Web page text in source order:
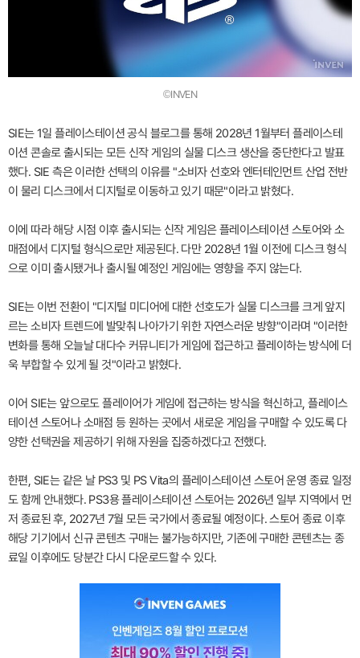
©INVEN
SIE는 1일 플레이스테이션 공식 블로그를 통해 2028년 1월부터 플레이스테
이션 콘솔로 출시되는 모든 신작 게임의 실물 디스크 생산을 중단한다고 발표
했다. SIE 측은 이러한 선택의 이유를 "소비자 선호와 엔터테인먼트 산업 전반
이 물리 디스크에서 디지털로 이동하고 있기 때문"이라고 밝혔다.
이에 따라 해당 시점 이후 출시되는 신작 게임은 플레이스테이션 스토어와 소
매점에서 디지털 형식으로만 제공된다. 다만 2028년 1월 이전에 디스크 형식
으로 이미 출시됐거나 출시될 예정인 게임에는 영향을 주지 않는다.
SIE는 이번 전환이 "디지털 미디어에 대한 선호도가 실물 디스크를 크게 앞지
르는 소비자 트렌드에 발맞춰 나아가기 위한 자연스러운 방향"이라며 "이러한
변화를 통해 오늘날 대다수 커뮤니티가 게임에 접근하고 플레이하는 방식에 더
욱 부합할 수 있게 될 것"이라고 밝혔다.
이어 SIE는 앞으로도 플레이어가 게임에 접근하는 방식을 혁신하고, 플레이스
테이션 스토어나 소매점 등 원하는 곳에서 새로운 게임을 구매할 수 있도록 다
양한 선택권을 제공하기 위해 자원을 집중하겠다고 전했다.
한편, SIE는 같은 날 PS3 및 PS Vita의 플레이스테이션 스토어 운영 종료 일정
도 함께 안내했다. PS3용 플레이스테이션 스토어는 2026년 일부 지역에서 먼
저 종료된 후, 2027년 7월 모든 국가에서 종료될 예정이다. 스토어 종료 이후
해당 기기에서 신규 콘텐츠 구매는 불가능하지만, 기존에 구매한 콘텐츠는 종
료일 이후에도 당분간 다시 다운로드할 수 있다.